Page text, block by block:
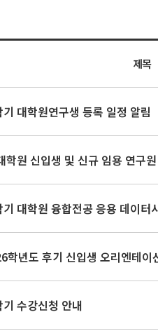
제목
대학원연구생 등록 일정 알림
학원 신입생 및 신규 임용 연구
대학원 융합전공 응용 데이터
학년도 후기 신입생 오리엔테이
수강신청 안내